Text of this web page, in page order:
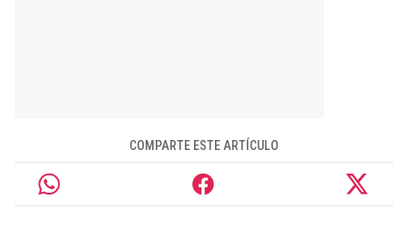
COMPARTE ESTE ARTÍCULO